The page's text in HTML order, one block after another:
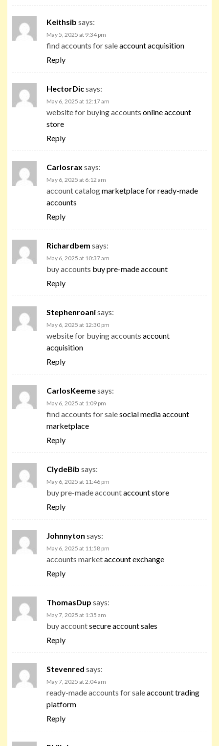
Keithsib says:
May 5, 2025 at 9:34 pm
find accounts for saleaccount acquisition
Reply
HectorDicsays:
May 6, 2025 at 12:17 am
website for buying accounts online account
store
Reply
Carlosrax says:
May 6, 2025 at 6:12 am
account catalogmarketplace for ready-made
accounts
Reply
Richardbem says:
May 6, 2025 at 10:37 am
buy accounts buy pre-made account
Reply
Stephenroanisays:
May 6, 2025 at 12:30 pm
website for buying accounts account
acquisition
Reply
CarlosKeemesays:
May 6, 2025 at 1:09 pm
find accounts for salesocial media account
marketplace
Reply
ClydeBib says:
May 6, 2025 at 11:46 pm
buy pre-made accountaccount store
Reply
Johnnyton says:
May 6, 2025 at 11:58 pm
accounts marketaccount exchange
Reply
ThomasDup says:
May 7, 2025 at 1:35 am
buy accountsecure account sales
Reply
Stevenred says:
May 7, 2025 at 2:04 am
ready-made accounts for saleaccount trading
platform
Reply